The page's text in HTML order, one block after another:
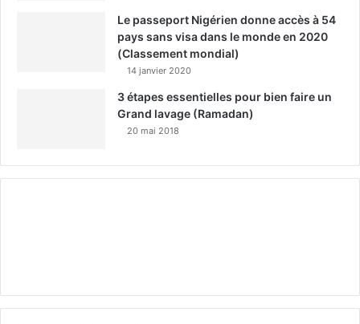
Le passeport Nigérien donne accès à 54
pays sans visa dans le monde en 2020
(Classement mondial)
14 janvier 2020
3 étapes essentielles pour bien faire un
Grand lavage (Ramadan)
20 mai 2018